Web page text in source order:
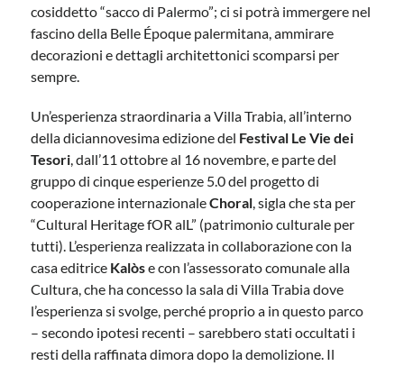
cosiddetto “sacco di Palermo”; ci si potrà immergere nel
fascino della Belle Époque palermitana, ammirare
decorazioni e dettagli architettonici scomparsi per
sempre.
Un’esperienza straordinaria a Villa Trabia, all’interno
della diciannovesima edizione del Festival Le Vie dei
Tesori, dall’11 ottobre al 16 novembre, e parte del
gruppo di cinque esperienze 5.0 del progetto di
cooperazione internazionaleChoral, sigla che sta per
“Cultural Heritage fOR alL” (patrimonio culturale per
tutti). L’esperienza realizzata in collaborazione con la
casa editrice Kalòse con l’assessorato comunale alla
Cultura, che ha concesso la sala di Villa Trabia dove
l’esperienza si svolge, perché proprio a in questo parco
– secondo ipotesi recenti – sarebbero stati occultati i
resti della raffinata dimora dopo la demolizione. Il